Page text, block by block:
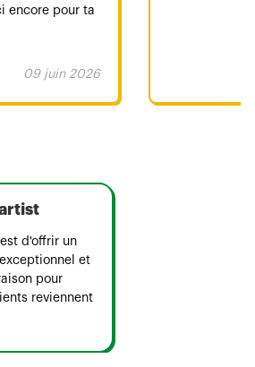
09 juin 2026
encore pour ta
d'offrir un
et
pour
reviennent